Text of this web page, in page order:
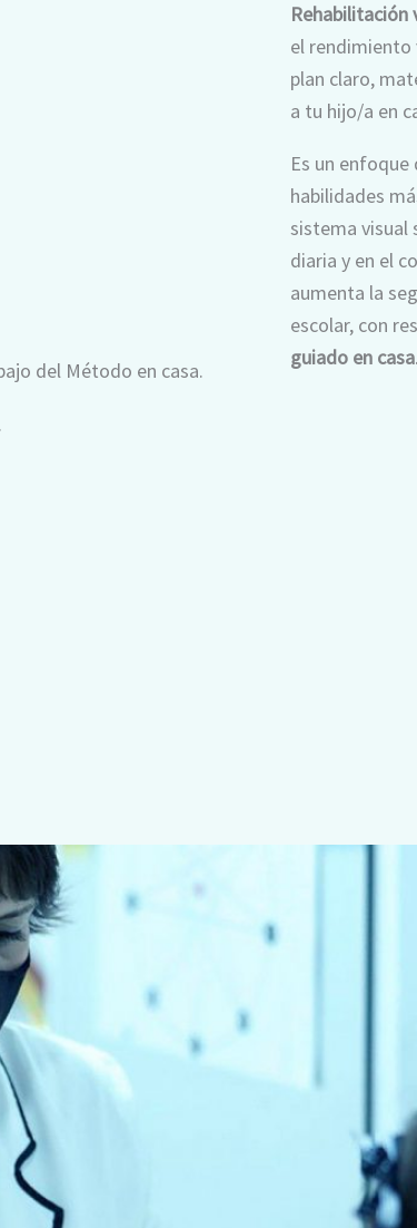
del Método en casa.
Rehabilitación
el rendimiento
plan claro,
a tu hijo/a en
Es un
habilidades
sistema visual
diaria y en el
aumenta la
escolar, con
guiado en casa